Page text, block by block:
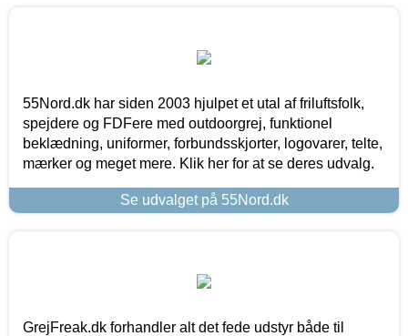
55Nord.dk har siden 2003 hjulpet et utal af friluftsfolk,
spejdere og FDFere med outdoorgrej, funktionel
beklædning, uniformer, forbundsskjorter, logovarer, telte,
mærker og meget mere. Klik her for at se deres udvalg.
Se udvalget på 55Nord.dk
GrejFreak.dk forhandler alt det fede udstyr både til